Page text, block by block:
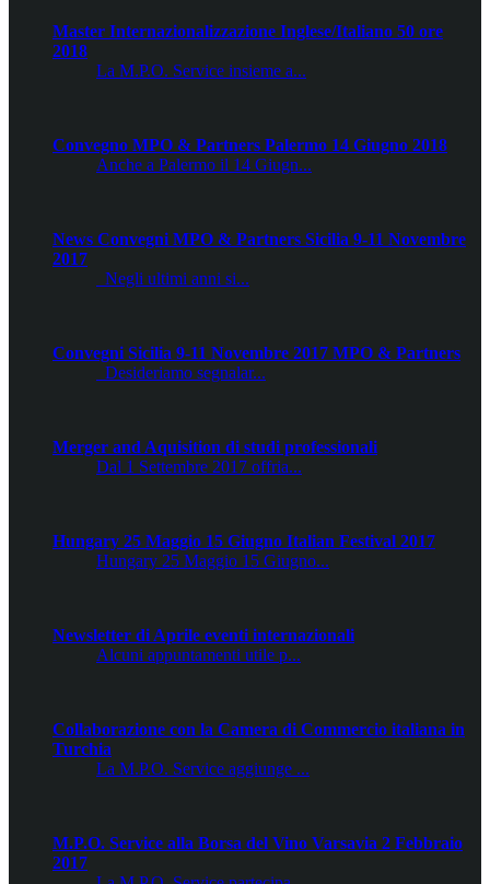
Master Internazionalizzazione Inglese/Italiano 50 ore
2018
La M.P.O. Service insieme a...
Convegno MPO & Partners Palermo 14 Giugno 2018
Anche a Palermo il 14 Giugn...
News Convegni MPO & Partners Sicilia 9-11 Novembre
2017
Negli ultimi anni si...
Convegni Sicilia 9-11 Novembre 2017 MPO & Partners
Desideriamo segnalar...
Merger and Aquisition di studi professionali
Dal 1 Settembre 2017 offria...
Hungary 25 Maggio 15 Giugno Italian Festival 2017
Hungary 25 Maggio 15 Giugno...
Newsletter di Aprile eventi internazionali
Alcuni appuntamenti utile p...
Collaborazione con la Camera di Commercio italiana in
Turchia
La M.P.O. Service aggiunge ...
M.P.O. Service alla Borsa del Vino Varsavia 2 Febbraio
2017